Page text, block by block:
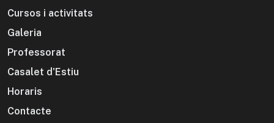
Cursos i activitats
Galeria
Professorat
Casalet d'Estiu
Horaris
Contacte